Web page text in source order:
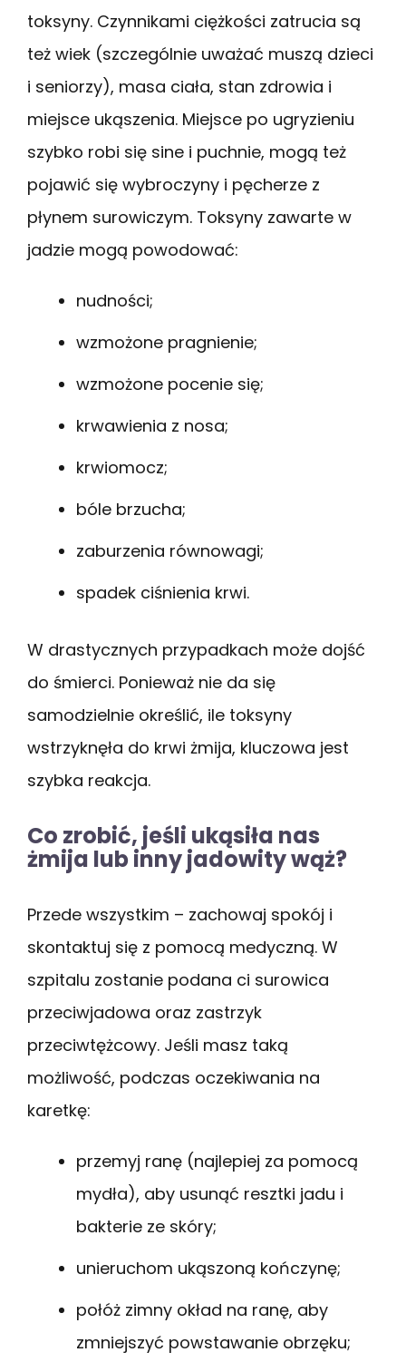
toksyny. Czynnikami ciężkości zatrucia są
też wiek (szczególnie uważać muszą dzieci
i seniorzy), masa ciała, stan zdrowia i
miejsce ukąszenia. Miejsce po ugryzieniu
szybko robi się sine i puchnie, mogą też
pojawić się wybroczyny i pęcherze z
płynem surowiczym. Toksyny zawarte w
jadzie mogą powodować:
nudności;
wzmożone pragnienie;
wzmożone pocenie się;
krwawienia z nosa;
krwiomocz;
bóle brzucha;
zaburzenia równowagi;
spadek ciśnienia krwi.
W drastycznych przypadkach może dojść
do śmierci. Ponieważ nie da się
samodzielnie określić, ile toksyny
wstrzyknęła do krwi żmija, kluczowa jest
szybka reakcja.
Co zrobić, jeśli ukąsiła nas
żmija lub inny jadowity wąż?
Przede wszystkim – zachowaj spokój i
skontaktuj się z pomocą medyczną. W
szpitalu zostanie podana ci surowica
przeciwjadowa oraz zastrzyk
przeciwtężcowy. Jeśli masz taką
możliwość, podczas oczekiwania na
karetkę:
przemyj ranę (najlepiej za pomocą
mydła), aby usunąć resztki jadu i
bakterie ze skóry;
unieruchom ukąszoną kończynę;
połóż zimny okład na ranę, aby
zmniejszyć powstawanie obrzęku;